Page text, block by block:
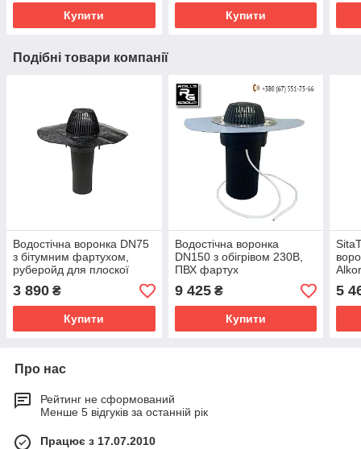
Купити Купити
Подібні товари компанії
Водостічна воронка DN75
з бітумним фартухом,
руберойд для плоскої
3 890 ₴
Купити
Водостічна воронка
DN150 з обігрівом 230В,
ПВХ фартух
9 425₴
Купити
5
Про нас
Рейтинг не сформований
Менше 5 відгуків за останній рік
Працює з 17.07.2010